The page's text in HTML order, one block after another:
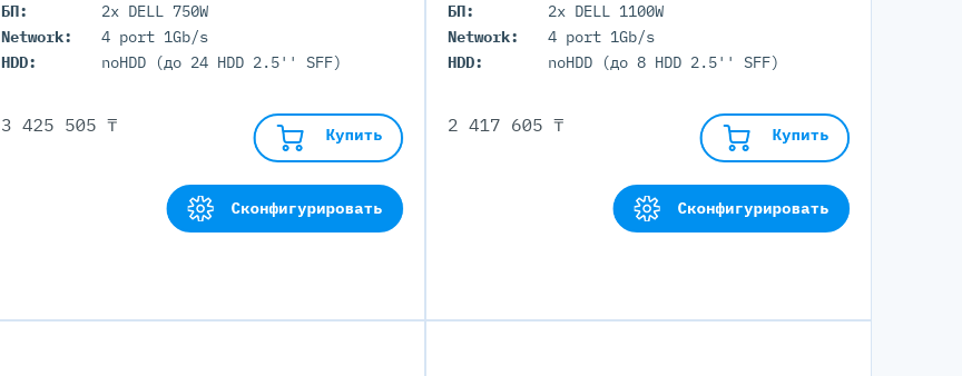
БП:
2x DELL 750W
Network:
4 port 1Gb/s
HDD:
noHDD (до 24 HDD 2.5'' SFF)
3 425 505 ₸ Купить
Сконфигурировать
БП:
2x DELL 1100W
Network:
4 port 1Gb/s
HDD:
noHDD (до 8 HDD 2.5'' SFF)
2 417 605 ₸ Купить
Сконфигурировать